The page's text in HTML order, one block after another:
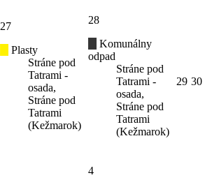
27
Plasty
Stráne pod
Tatrami -
osada,
Stráne pod
Tatrami
(Kežmarok)
28
Komunálny
odpad
Stráne pod
Tatrami -
osada,
Stráne pod
Tatrami
(Kežmarok)
29 30
4